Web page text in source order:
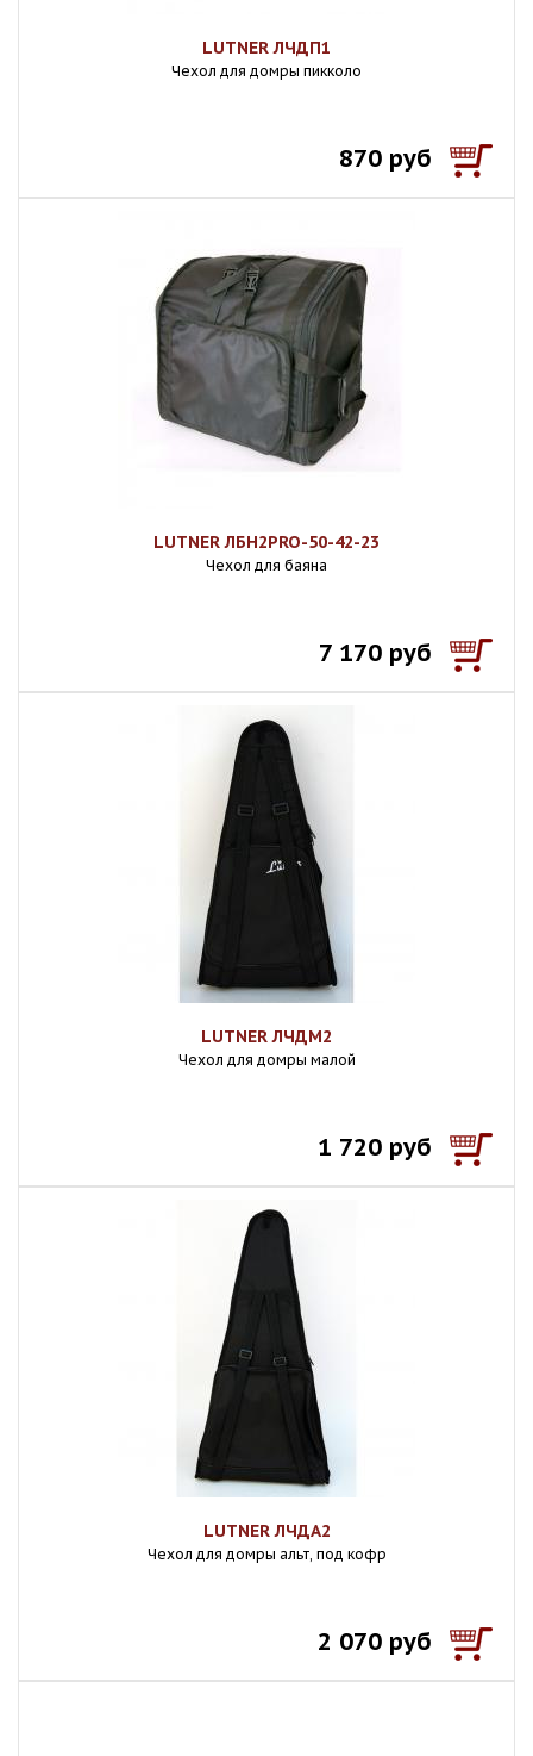
LUTNER ЛЧДП1
Чехол для домры пикколо
870 руб
LUTNER ЛБН2PRO-50-42-23
Чехол для баяна
7 170 руб
LUTNER ЛЧДМ2
Чехол для домры малой
1 720 руб
LUTNER ЛЧДА2
Чехол для домры альт, под кофр
2 070 руб